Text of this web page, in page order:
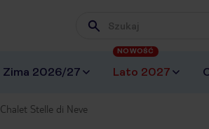
Wpisz frazę, której
Zima 2026/27 Lato 2027
NOWOŚĆ
Chalet Stelle di Neve